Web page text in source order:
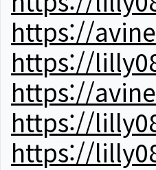
https://
https://
https://
https://
https://